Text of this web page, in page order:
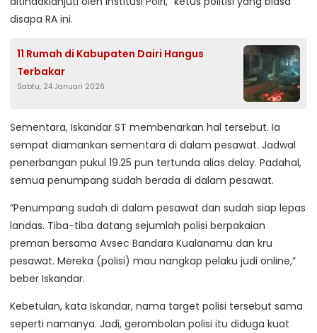
disapa RA ini.
11 Rumah di Kabupaten Dairi Hangus
Terbakar
Sabtu, 24 Januari 2026
Sementara, Iskandar ST membenarkan hal tersebut. Ia
sempat diamankan sementara di dalam pesawat. Jadwal
penerbangan pukul 19.25 pun tertunda alias delay. Padahal,
semua penumpang sudah berada di dalam pesawat.
“Penumpang sudah di dalam pesawat dan sudah siap lepas
landas. Tiba-tiba datang sejumlah polisi berpakaian
preman bersama Avsec Bandara Kualanamu dan kru
pesawat. Mereka (polisi) mau nangkap pelaku judi online,”
beber Iskandar.
Kebetulan, kata Iskandar, nama target polisi tersebut sama
seperti namanya. Jadi, gerombolan polisi itu diduga kuat